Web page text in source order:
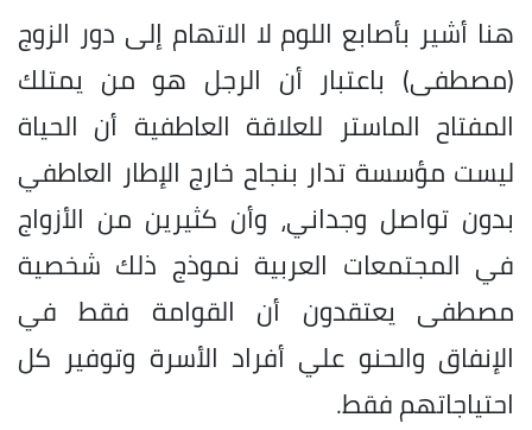
هنا أشير بأصابع اللوم لا الاتهام إلى دور الزوج
(مصطفى) باعتبار أن الرجل هو من يمتلك
المفتاح الماستر للعلاقة العاطفية أن الحياة
ليست مؤسسة تدار بنجاح خارج الإطار العاطفي
بدون تواصل وجداني، وأن كثيرين من الأزواج
في المجتمعات العربية نموذج ذلك شخصية
مصطفى يعتقدون أن القوامة فقط في
الإنفاق والحنو علي أفراد الأسرة وتوفير كل
احتياجاتهم فقط.